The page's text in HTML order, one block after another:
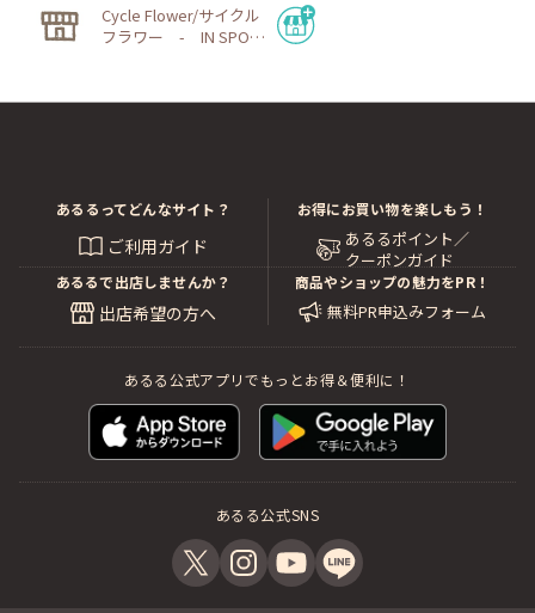
Cycle Flower/サイクル
フラワー - IN SPORT
あるるってどんなサイト？
ご利用ガイド
お得にお買い物を楽しもう！
あるるポイント／
クーポンガイド
あるるで出店しませんか？
出店希望の方へ
商品やショップの魅力をPR！
無料PR申込みフォーム
あるる公式アプリでもっとお得＆便利に！
あるる公式SNS